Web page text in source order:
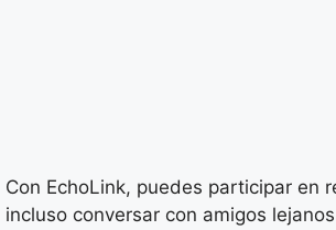
Con EchoLink, puedes participar en
incluso conversar con amigos